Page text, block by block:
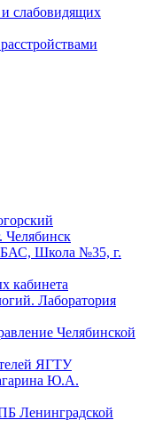
слабовидящих
Челябинск
БАС, Школа №35, г.
кабинета
Лаборатория
Челябинской
ЯГТУ
Ю.А.